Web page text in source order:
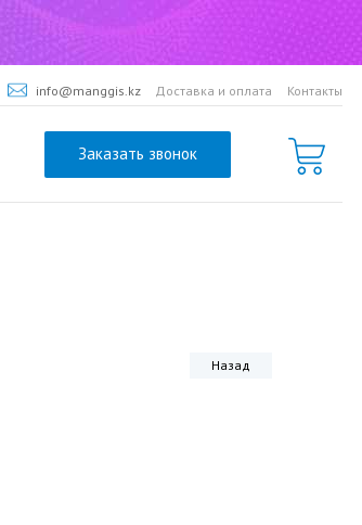
info@manggis.kz Доставка и оплата Контакты
Заказать звонок
Назад